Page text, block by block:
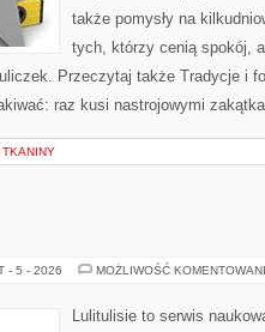
także pomysły na
tych, którzy cenią spokój,
Przeczytaj także Tradycje i
raz kusi nastrojowymi
- 5 - 2026 MOŻLIWOŚĆ
Lulitulisie to serwis